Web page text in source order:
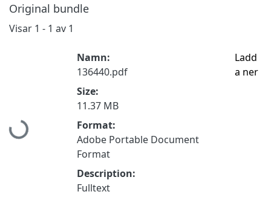
Original bundle
Visar 1 - 1 av 1
Hämtar...
Namn:
136440.pdf
Size:
11.37 MB
Format:
Adobe Portable Document
Format
Description:
Fulltext
Ladd
a ner